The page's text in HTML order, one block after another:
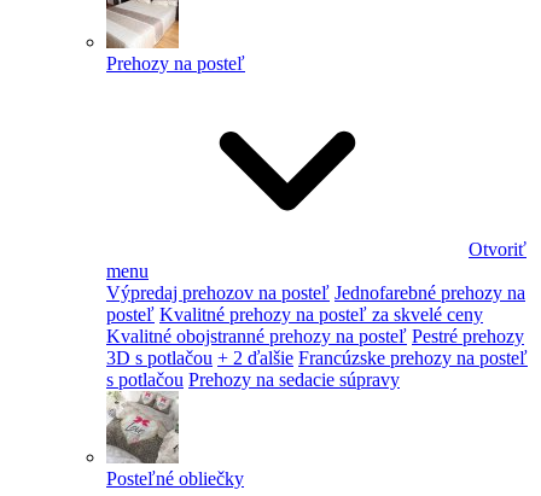
Prehozy na posteľ
Otvoriť
menu
Výpredaj prehozov na posteľ Jednofarebné prehozy na
posteľ Kvalitné prehozy na posteľ za skvelé ceny
Kvalitné obojstranné prehozy na posteľ Pestré prehozy
3D s potlačou + 2 ďalšie Francúzske prehozy na posteľ
s potlačou Prehozy na sedacie súpravy
Posteľné obliečky